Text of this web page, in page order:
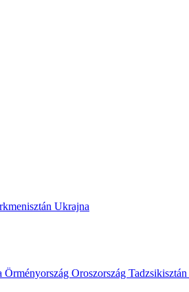
Ukrajna
Örményország Oroszország Tadzsikisztán